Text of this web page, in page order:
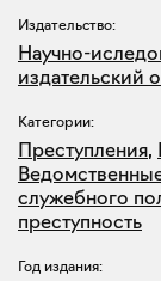
Издательство:
Научно-
издательский
Категории:
Преступления,
служебного
преступность
Год издания: